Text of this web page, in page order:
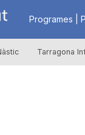
R
à
Programes |
Tarragona